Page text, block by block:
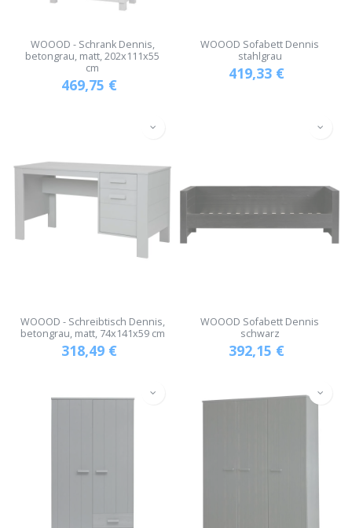
WOOOD - Schrank Dennis,
betongrau, matt, 202x111x55
cm
469,75 €
WOOOD Sofabett Dennis
stahlgrau
419,33 €
WOOOD - Schreibtisch Dennis,
betongrau, matt, 74x141x59 cm
318,49 €
WOOOD Sofabett Dennis
schwarz
392,15 €